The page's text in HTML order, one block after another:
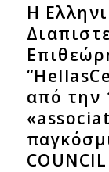
Η
από την
COUNCIL